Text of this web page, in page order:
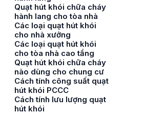
Quạt hút khói chữa cháy
hành lang cho tòa nhà
Các loại quạt hút khói
cho nhà xưởng
Các loại quạt hút khói
cho tòa nhà cao tầng
Quạt hút khói chữa cháy
nào dùng cho chung cư
Cách tính công suất quạt
hút khói PCCC
Cách tính lưu lượng quạt
hút khói